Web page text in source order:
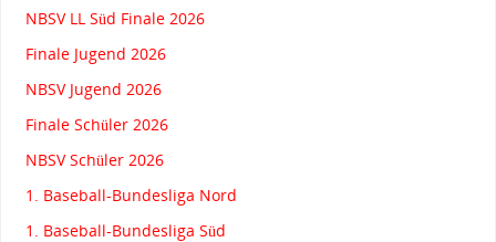
NBSV LL Süd Finale 2026
Finale Jugend 2026
NBSV Jugend 2026
Finale Schüler 2026
NBSV Schüler 2026
1. Baseball-Bundesliga Nord
1. Baseball-Bundesliga Süd